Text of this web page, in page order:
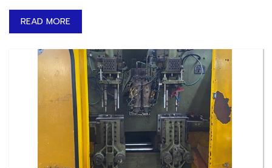
READ MORE